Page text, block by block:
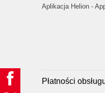
Aplikacja Helion -
Płatności